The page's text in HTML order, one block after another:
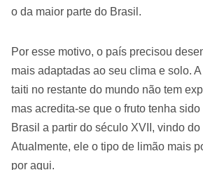
o da maior parte do Brasil.
Por esse motivo, o país precisou
mais adaptadas ao seu clima e solo.
taiti no restante do mundo não tem
mas acredita-se que o fruto tenha
Brasil a partir do século XVII, vindo
Atualmente, ele o tipo de limão mais
por aqui.